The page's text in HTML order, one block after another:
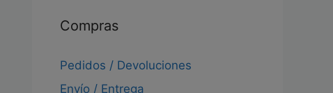
Compras
Pedidos / Devoluciones
Envío / Entrega